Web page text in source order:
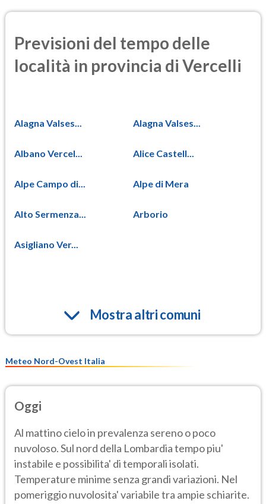
Previsioni del tempo delle
località in provincia di Vercelli
Alagna Valses... Alagna Valses...
Albano Vercel... Alice Castell...
Alpe Campo di... Alpe di Mera
Alto Sermenza... Arborio
Asigliano Ver...
Mostra altri comuni
Meteo Nord-Ovest Italia
Oggi
Al mattino cielo in prevalenza sereno o poco
nuvoloso. Sul nord della Lombardia tempo piu'
instabile e possibilita' di temporali isolati.
Temperature minime senza grandi variazioni. Nel
pomeriggio nuvolosita' variabile tra ampie schiarite.